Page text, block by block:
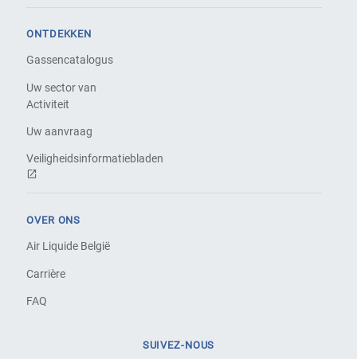
ONTDEKKEN
Gassencatalogus
Uw sector van
Activiteit
Uw aanvraag
Veiligheidsinformatiebladen
OVER ONS
Air Liquide België
Carrière
FAQ
SUIVEZ-NOUS